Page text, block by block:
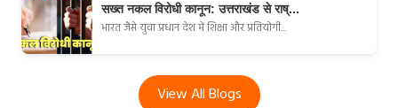
सख्त नकल विरोधी कानून: उत्तराखंड से राष्...
भारत जैसे युवा प्रधान देश में शिक्षा और प्रतियोगी...
View All Blogs